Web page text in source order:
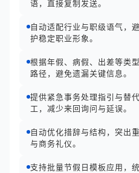
语，直接复制发送。
自动适配行业与职级语气，
护稳定职业形象。
根据年假、病假、出差等类
路径，避免遗漏关键信息。
提供紧急事务处理指引与替
工，减少来回询问与延误。
自动优化措辞与结构，突出
与商务礼仪。
支持批量节假日模板应用，